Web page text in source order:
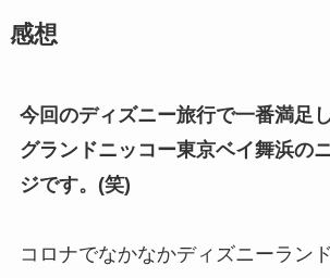
感想
今回のディズニー旅行で一番満足し
グランドニッコー東京ベイ舞浜の
ジです。(笑)
コロナでなかなかディズニーラン